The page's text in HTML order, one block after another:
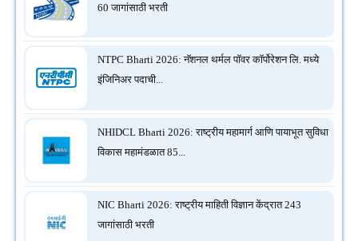
60 जागांसाठी भरती
NTPC Bharti 2026: नॅशनल थर्मल पॉवर कॉर्पोरेशन लि. मध्ये
इंजिनिअर पदाची...
NHIDCL Bharti 2026: राष्ट्रीय महामार्ग आणि पायाभूत सुविधा
विकास महामंडळात 85...
NIC Bharti 2026: राष्ट्रीय माहिती विज्ञान केंद्रात 243
जागांसाठी भरती